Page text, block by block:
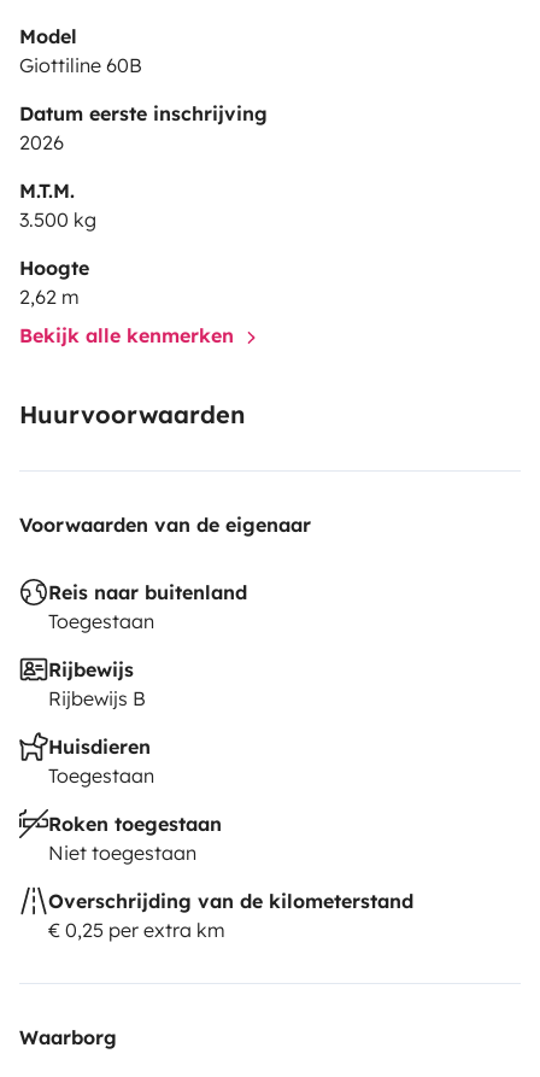
Model
Giottiline 60B
Datum eerste inschrijving
2026
M.T.M.
3.500 kg
Hoogte
2,62 m
Bekijk alle kenmerken
Huurvoorwaarden
Voorwaarden van de eigenaar
Reis naar buitenland
Toegestaan
Rijbewijs
Rijbewijs B
Huisdieren
Toegestaan
Roken toegestaan
Niet toegestaan
Overschrijding van de kilometerstand
€ 0,25 per extra km
Waarborg